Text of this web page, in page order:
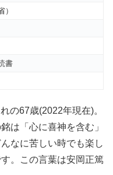
）
書
の67歳(2022年現在)。
は「心に喜神を含む」
なに苦しい時でも楽し
。この言葉は安岡正篤